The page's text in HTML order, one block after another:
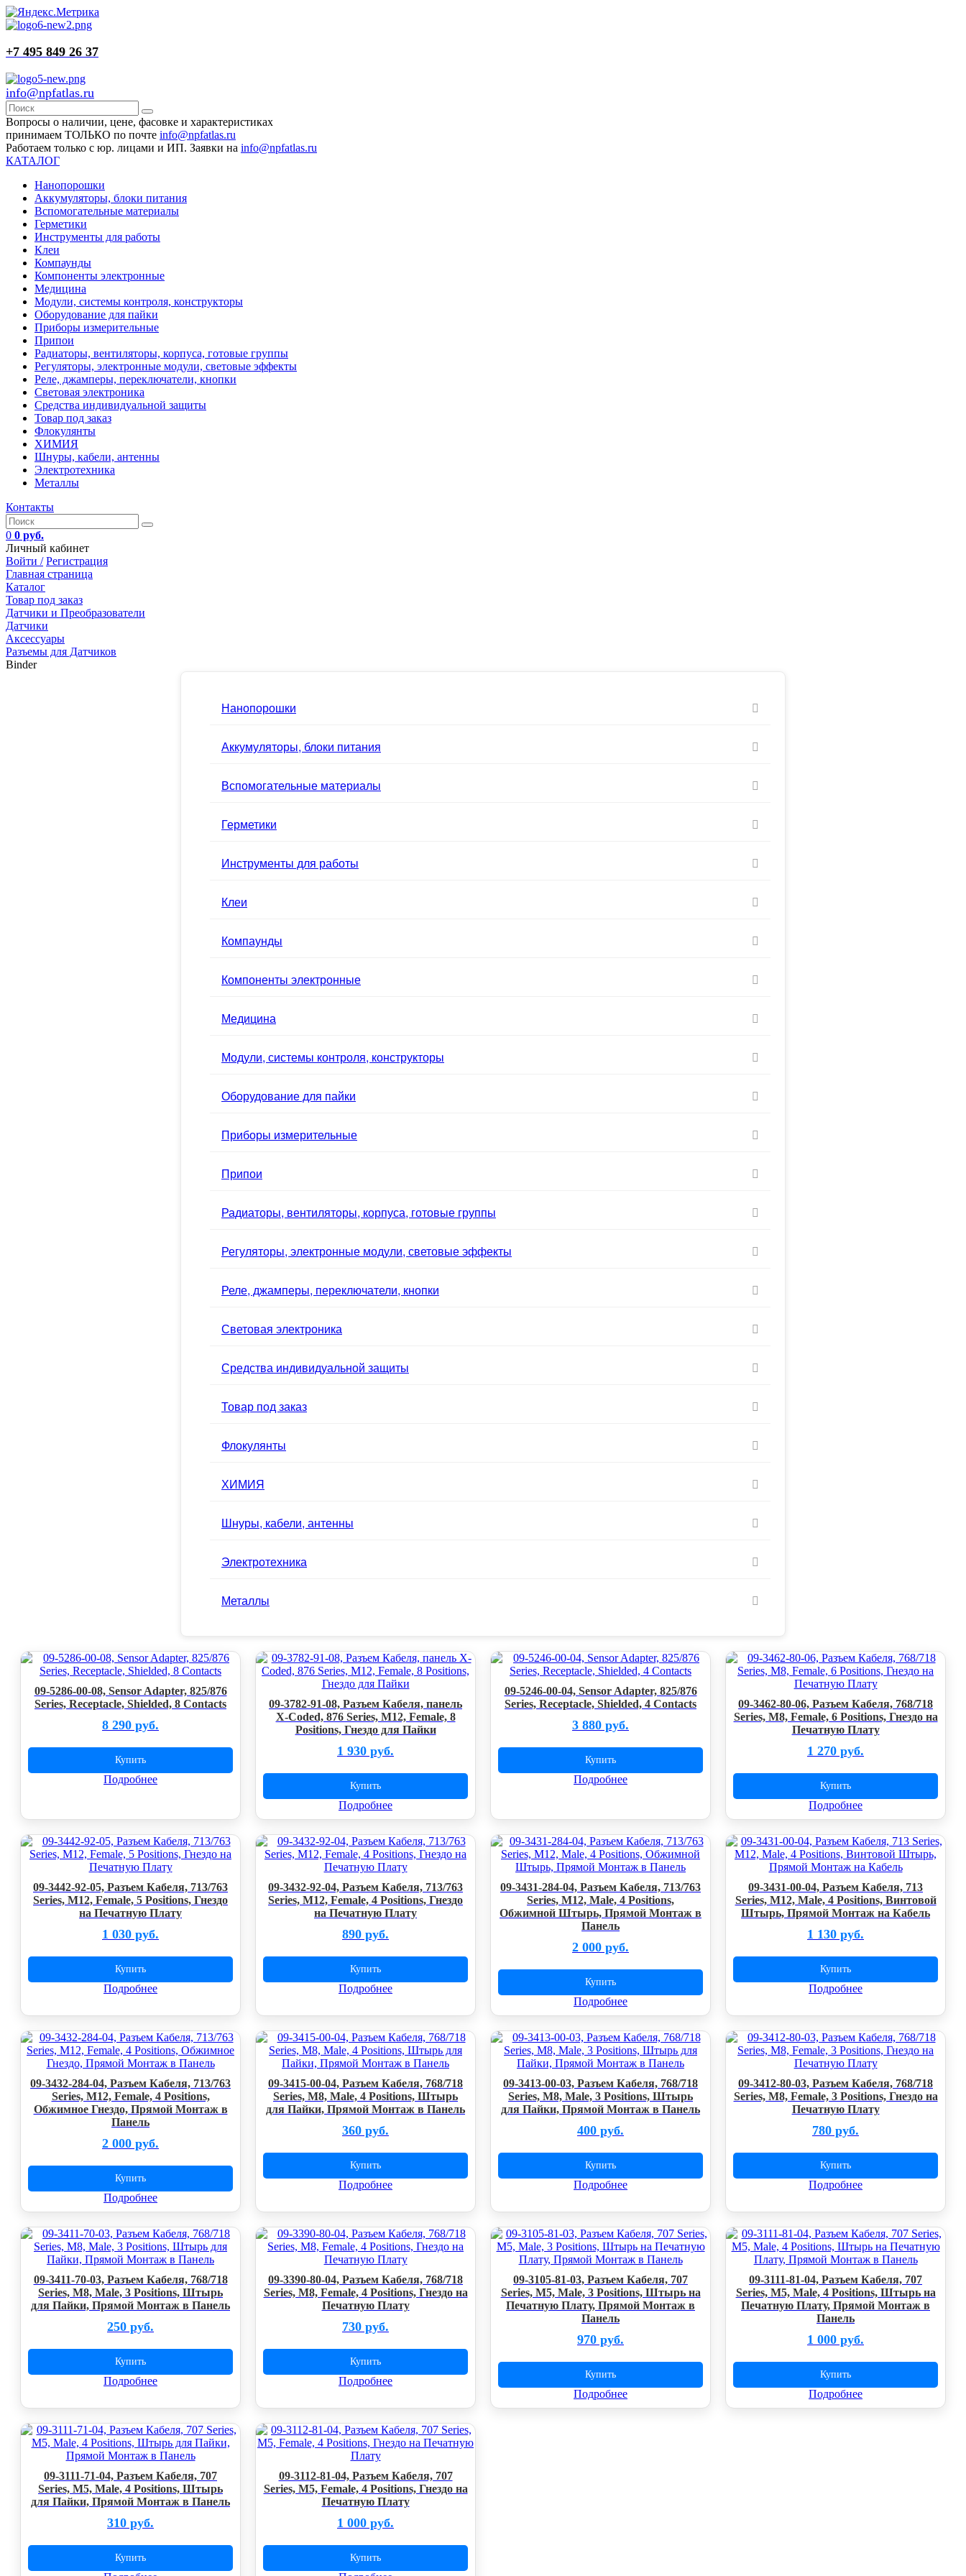
+7 495 849 26 37
info@npfatlas.ru
Вопросы о наличии, цене, фасовке и характеристиках
принимаем ТОЛЬКО по почте info@npfatlas.ru
Работаем только с юр. лицами и ИП. Заявки на info@npfatlas.ru
КАТАЛОГ
Нанопорошки
Аккумуляторы, блоки питания
Вспомогательные материалы
Герметики
Инструменты для работы
Клеи
Компаунды
Компоненты электронные
Медицина
Модули, системы контроля, конструкторы
Оборудование для пайки
Приборы измерительные
Припои
Радиаторы, вентиляторы, корпуса, готовые группы
Регуляторы, электронные модули, световые эффекты
Реле, джамперы, переключатели, кнопки
Световая электроника
Средства индивидуальной защиты
Товар под заказ
Флокулянты
ХИМИЯ
Шнуры, кабели, антенны
Электротехника
Металлы
Контакты
0 0 руб.
Личный кабинет
Войти / Регистрация
Главная страница
Каталог
Товар под заказ
Датчики и Преобразователи
Датчики
Аксессуары
Разъемы для Датчиков
Binder
Нанопорошки
Аккумуляторы, блоки питания
Вспомогательные материалы
Герметики
Инструменты для работы
Клеи
Компаунды
Компоненты электронные
Медицина
Модули, системы контроля, конструкторы
Оборудование для пайки
Приборы измерительные
Припои
Радиаторы, вентиляторы, корпуса, готовые группы
Регуляторы, электронные модули, световые эффекты
Реле, джамперы, переключатели, кнопки
Световая электроника
Средства индивидуальной защиты
Товар под заказ
Флокулянты
ХИМИЯ
Шнуры, кабели, антенны
Электротехника
Металлы
09-5286-00-08, Sensor Adapter, 825/876
Series, Receptacle, Shielded, 8 Contacts
8 290 руб.
Купить
Подробнее
09-3782-91-08, Разъем Кабеля, панель
X-Coded, 876 Series, M12, Female, 8
Positions, Гнездо для Пайки
1 930 руб.
Купить
Подробнее
09-5246-00-04, Sensor Adapter, 825/876
Series, Receptacle, Shielded, 4 Contacts
3 880 руб.
Купить
Подробнее
09-3462-80-06, Разъем Кабеля, 768/718
Series, M8, Female, 6 Positions, Гнездо на
Печатную Плату
1 270 руб.
Купить
Подробнее
09-3442-92-05, Разъем Кабеля, 713/763
Series, M12, Female, 5 Positions, Гнездо
на Печатную Плату
1 030 руб.
Купить
Подробнее
09-3432-92-04, Разъем Кабеля, 713/763
Series, M12, Female, 4 Positions, Гнездо
на Печатную Плату
890 руб.
Купить
Подробнее
09-3431-284-04, Разъем Кабеля, 713/763
Series, M12, Male, 4 Positions,
Обжимной Штырь, Прямой Монтаж в
Панель
2 000 руб.
Купить
Подробнее
09-3431-00-04, Разъем Кабеля, 713
Series, M12, Male, 4 Positions, Винтовой
Штырь, Прямой Монтаж на Кабель
1 130 руб.
Купить
Подробнее
09-3432-284-04, Разъем Кабеля, 713/763
Series, M12, Female, 4 Positions,
Обжимное Гнездо, Прямой Монтаж в
Панель
2 000 руб.
Купить
Подробнее
09-3415-00-04, Разъем Кабеля, 768/718
Series, M8, Male, 4 Positions, Штырь
для Пайки, Прямой Монтаж в Панель
360 руб.
Купить
Подробнее
09-3413-00-03, Разъем Кабеля, 768/718
Series, M8, Male, 3 Positions, Штырь
для Пайки, Прямой Монтаж в Панель
400 руб.
Купить
Подробнее
09-3412-80-03, Разъем Кабеля, 768/718
Series, M8, Female, 3 Positions, Гнездо на
Печатную Плату
780 руб.
Купить
Подробнее
09-3411-70-03, Разъем Кабеля, 768/718
Series, M8, Male, 3 Positions, Штырь
для Пайки, Прямой Монтаж в Панель
250 руб.
Купить
Подробнее
09-3390-80-04, Разъем Кабеля, 768/718
Series, M8, Female, 4 Positions, Гнездо на
Печатную Плату
730 руб.
Купить
Подробнее
09-3105-81-03, Разъем Кабеля, 707
Series, M5, Male, 3 Positions, Штырь на
Печатную Плату, Прямой Монтаж в
Панель
970 руб.
Купить
Подробнее
09-3111-81-04, Разъем Кабеля, 707
Series, M5, Male, 4 Positions, Штырь на
Печатную Плату, Прямой Монтаж в
Панель
1 000 руб.
Купить
Подробнее
09-3111-71-04, Разъем Кабеля, 707
Series, M5, Male, 4 Positions, Штырь
для Пайки, Прямой Монтаж в Панель
310 руб.
Купить
09-3112-81-04, Разъем Кабеля, 707
Series, M5, Female, 4 Positions, Гнездо на
Печатную Плату
1 000 руб.
Купить